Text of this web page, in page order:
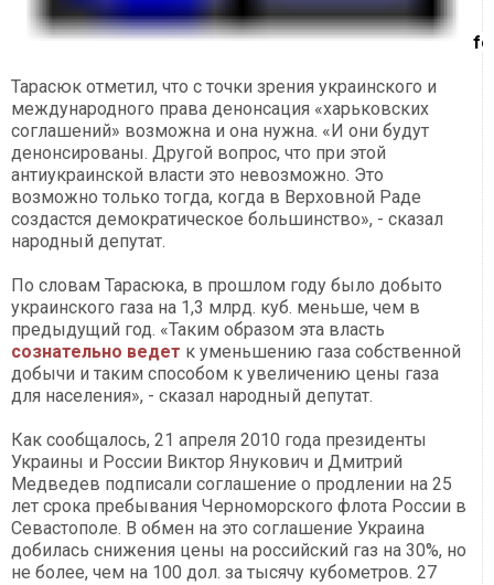
Тарасюк отметил, что с точки зрения украинского и
международного права денонсация «харьковских
соглашений» возможна и она нужна. «И они будут
денонсированы. Другой вопрос, что при этой
антиукраинской власти это невозможно. Это
возможно только тогда, когда в Верховной Раде
создастся демократическое большинство», - сказал
народный депутат.
По словам Тарасюка, в прошлом году было добыто
украинского газа на 1,3 млрд. куб. меньше, чем в
предыдущий год. «Таким образом эта власть
сознательно ведет к уменьшению газа собственной
добычи и таким способом к увеличению цены газа
для населения», - сказал народный депутат.
Как сообщалось, 21 апреля 2010 года президенты
Украины и России Виктор Янукович и Дмитрий
Медведев подписали соглашение о продлении на 25
лет срока пребывания Черноморского флота России в
Севастополе. В обмен на это соглашение Украина
добилась снижения цены на российский газ на 30%, но
не более, чем на 100 дол. за тысячу кубометров. 27